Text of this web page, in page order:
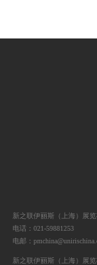
新之联伊丽斯（上海）展览
电话：021-59881253
电邮：
新之联伊丽斯（上海）展